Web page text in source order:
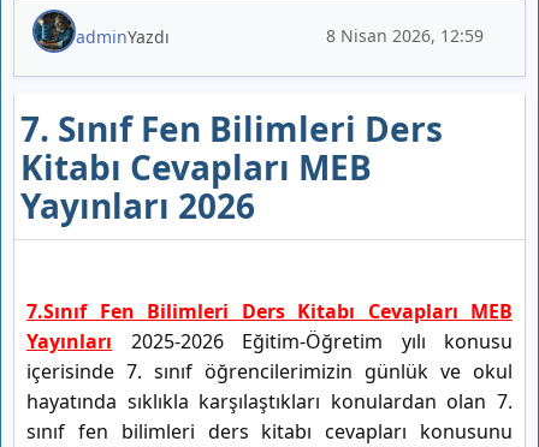
adminYazdı 8 Nisan 2026, 12:59
7. Sınıf Fen Bilimleri Ders
Kitabı Cevapları MEB
Yayınları 2026
7.Sınıf Fen Bilimleri Ders Kitabı Cevapları MEB
Yayınları 2025-2026 Eğitim-Öğretim yılı konusu
içerisinde 7. sınıf öğrencilerimizin günlük ve okul
hayatında sıklıkla karşılaştıkları konulardan olan 7.
sınıf fen bilimleri ders kitabı cevapları konusunu